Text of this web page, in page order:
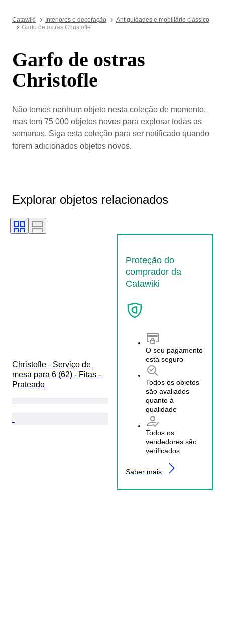
Catawiki Interiores e decoração
Antiguidades e mobiliário clássico
Garfo de ostras Christofle
Garfo de ostras
Christofle
Não temos nenhum objeto nesta coleção de momento,
mas tem 75 000 objetos novos para explorar todas as
semanas. Siga esta coleção para ser notificado quando
forem adicionados objetos novos.
Explorar objetos relacionados
Proteção do
comprador da
Catawiki
O seu pagamento
está seguro
Todos os objetos
são avaliados
quanto à
qualidade
Todos os
vendedores são
verificados
Saber mais
Christofle - Serviço de
mesa para 6 (62) - Fitas -
Prateado